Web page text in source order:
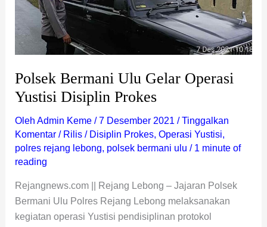
Polsek Bermani Ulu Gelar Operasi
Yustisi Disiplin Prokes
Oleh Admin Keme /7 Desember 2021 /Tinggalkan
Komentar / Rilis/ Disiplin Prokes, Operasi Yustisi,
polres rejang lebong, polsek bermani ulu / 1 minute of
reading
Rejangnews.com || Rejang Lebong – Jajaran Polsek
Bermani Ulu Polres Rejang Lebong melaksanakan
kegiatan operasi Yustisi pendisiplinan protokol
Yustisi
Disiplin
Prokes